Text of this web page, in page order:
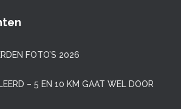
FOTO’S 2026
– 5 EN 10 KM GAAT WEL DOOR